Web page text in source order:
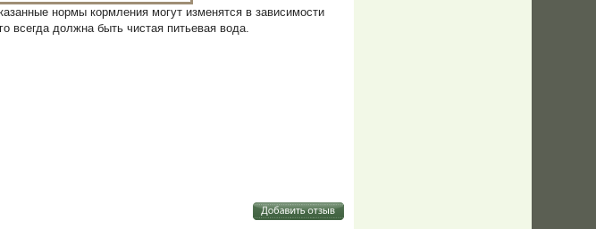
нормы кормления могут изменятся в зависимости
всегда должна быть чистая питьевая вода.